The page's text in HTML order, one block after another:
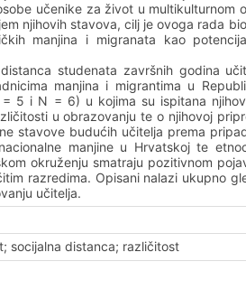
učenike za život u multikulturnom
njihovih stavova, cilj je ovoga rada
manjina i migranata kao
studenata završnih godina
manjina i migrantima u
5 i N = 6) u kojima su ispitana
u obrazovanju te o njihovoj
stavove budućih učitelja prema
manjine u Hrvatskoj te
okruženju smatraju pozitivnom
razredima. Opisani nalazi ukupno
učitelja.
socijalna distanca; različitost